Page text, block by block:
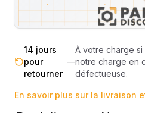
totale
calculé
votre
14 jours
pour
retourner
—
À votre charge
notre charge en
défectueuse.
En savoir plus sur la livraison